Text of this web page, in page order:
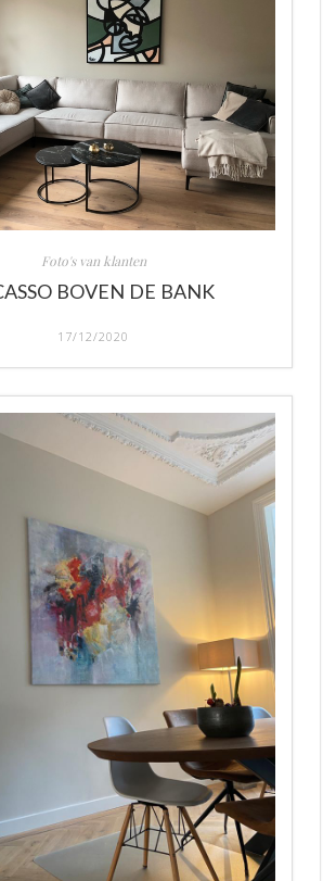
Foto's van klanten
BOVEN DE BANK
17/12/2020